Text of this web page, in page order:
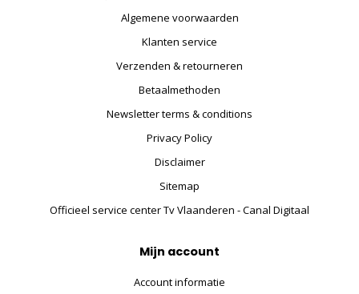
Algemene voorwaarden
Klanten service
Verzenden & retourneren
Betaalmethoden
Newsletter terms & conditions
Privacy Policy
Disclaimer
Sitemap
Officieel service center Tv Vlaanderen - Canal Digitaal
Mijn account
Account informatie